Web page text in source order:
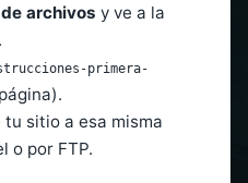
archivos y ve a la
.
primera-
sitio a esa misma
o por FTP.